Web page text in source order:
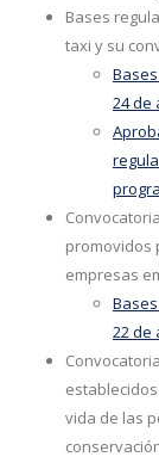
Bases
taxi y su
24 de
promovidos
empresas
22 de
vida de las